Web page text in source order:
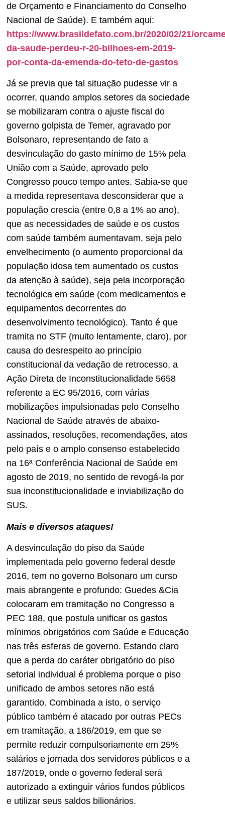
de Orçamento e Financiamento do Conselho
Nacional de Saúde). E também aqui:
https://www.brasildefato.com.br/2020/02/21/
da-saude-perdeu-r-20-bilhoes-em-2019-
por-conta-da-emenda-do-teto-de-gastos
Já se previa que tal situação pudesse vir a
ocorrer, quando amplos setores da sociedade
se mobilizaram contra o ajuste fiscal do
governo golpista de Temer, agravado por
Bolsonaro, representando de fato a
desvinculação do gasto mínimo de 15% pela
União com a Saúde, aprovado pelo
Congresso pouco tempo antes. Sabia-se que
a medida representava desconsiderar que a
população crescia (entre 0,8 a 1% ao ano),
que as necessidades de saúde e os custos
com saúde também aumentavam, seja pelo
envelhecimento (o aumento proporcional da
população idosa tem aumentado os custos
da atenção à saúde), seja pela incorporação
tecnológica em saúde (com medicamentos e
equipamentos decorrentes do
desenvolvimento tecnológico). Tanto é que
tramita no STF (muito lentamente, claro), por
causa do desrespeito ao princípio
constitucional da vedação de retrocesso, a
Ação Direta de Inconstitucionalidade 5658
referente a EC 95/2016, com várias
mobilizações impulsionadas pelo Conselho
Nacional de Saúde através de abaixo-
assinados, resoluções, recomendações, atos
pelo país e o amplo consenso estabelecido
na 16ª Conferência Nacional de Saúde em
agosto de 2019, no sentido de revogá-la por
sua inconstitucionalidade e inviabilização do
SUS.
Mais e diversos ataques!
A desvinculação do piso da Saúde
implementada pelo governo federal desde
2016, tem no governo Bolsonaro um curso
mais abrangente e profundo: Guedes &Cia
colocaram em tramitação no Congresso a
PEC 188, que postula unificar os gastos
mínimos obrigatórios com Saúde e Educação
nas três esferas de governo. Estando claro
que a perda do caráter obrigatório do piso
setorial individual é problema porque o piso
unificado de ambos setores não está
garantido. Combinada a isto, o serviço
público também é atacado por outras PECs
em tramitação, a 186/2019, em que se
permite reduzir compulsoriamente em 25%
salários e jornada dos servidores públicos e a
187/2019, onde o governo federal será
autorizado a extinguir vários fundos públicos
e utilizar seus saldos bilionários.